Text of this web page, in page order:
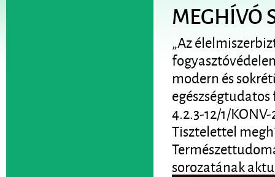
MEGHÍVÓ
„Az
modern és
4.2.3-12/1/
Tisztelettel
sorozatának